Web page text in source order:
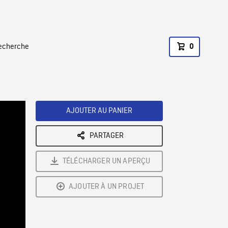
0
AJOUTER AU PANIER
PARTAGER
TÉLÉCHARGER UN APERÇU
AJOUTER À UN PROJET